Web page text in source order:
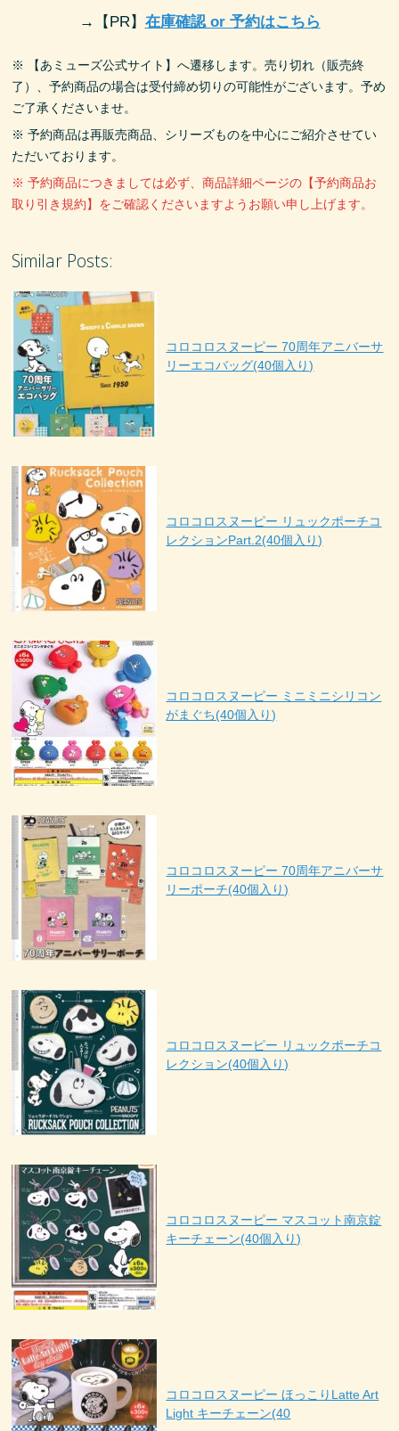
→ 【PR】 在庫確認 or 予約はこちら
※ 【あミューズ公式サイト】へ遷移します。売り切れ（販売終
了）、予約商品の場合は受付締め切りの可能性がございます。予め
ご了承くださいませ。
※ 予約商品は再販売商品、シリーズものを中心にご紹介させてい
ただいております。
※ 予約商品につきましては必ず、商品詳細ページの【予約商品お
取り引き規約】をご確認くださいますようお願い申し上げます。
Similar Posts:
コロコロスヌーピー 70周年アニバーサ
リーエコバッグ(40個入り)
コロコロスヌーピー リュックポーチコ
レクションPart.2(40個入り)
コロコロスヌーピー ミニミニシリコン
がまぐち(40個入り)
コロコロスヌーピー 70周年アニバーサ
リーポーチ(40個入り)
コロコロスヌーピー リュックポーチコ
レクション(40個入り)
コロコロスヌーピー マスコット南京錠
キーチェーン(40個入り)
コロコロスヌーピー ほっこりLatte Art
Light キーチェーン(40